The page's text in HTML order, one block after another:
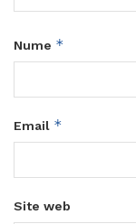
Nume *
Email *
Site web